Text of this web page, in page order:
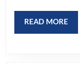
READ MORE